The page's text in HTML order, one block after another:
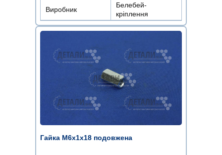
Виробник
Белебей-
кріплення
Гайка М6х1х18 подовжена